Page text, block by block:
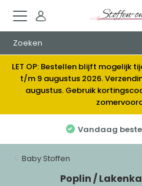
LET OP: Bestellen blijft mogelijk
t/m 9 augustus 2026.
augustus. Gebruik
besteld, snel in huis
Baby Stoffen
Poplin /